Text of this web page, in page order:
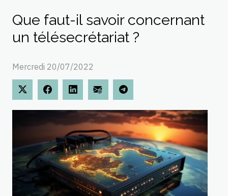
Que faut-il savoir concernant
un télésecrétariat ?
Mercredi 20/07/2022